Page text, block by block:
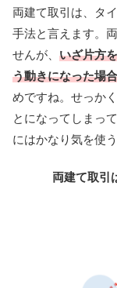
両建て取引は、タ
手法と言えます。
せんが、 いざ片方
う動きになった場
めですね。せっか
とになってしまっ
にはかなり気を使
両建て取引